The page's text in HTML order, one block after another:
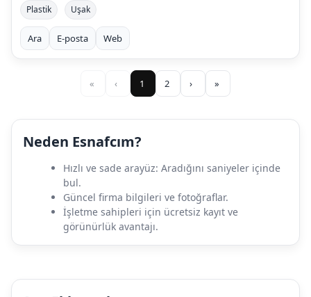
Plastik Uşak
Ara E-posta Web
« ‹ 1 2 › »
Neden Esnafcım?
Hızlı ve sade arayüz: Aradığını saniyeler içinde
bul.
Güncel firma bilgileri ve fotoğraflar.
İşletme sahipleri için ücretsiz kayıt ve
görünürlük avantajı.